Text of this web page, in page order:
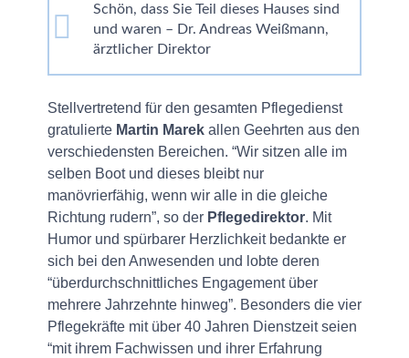
Schön, dass Sie Teil dieses Hauses sind
und waren – Dr. Andreas Weißmann,
ärztlicher Direktor
Stellvertretend für den gesamten Pflegedienst
gratulierte Martin Marek allen Geehrten aus den
verschiedensten Bereichen. “Wir sitzen alle im
selben Boot und dieses bleibt nur
manövrierfähig, wenn wir alle in die gleiche
Richtung rudern”, so der Pflegedirektor. Mit
Humor und spürbarer Herzlichkeit bedankte er
sich bei den Anwesenden und lobte deren
“überdurchschnittliches Engagement über
mehrere Jahrzehnte hinweg”. Besonders die vier
Pflegekräfte mit über 40 Jahren Dienstzeit seien
“mit ihrem Fachwissen und ihrer Erfahrung